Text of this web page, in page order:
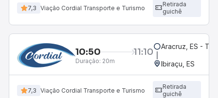
7,3 Viação Cordial Transporte e Turismo
Retirada
guichê
10:50 11:10
Duração: 20m
Aracruz, ES -
Ibiraçu, ES
7,3 Viação Cordial Transporte e Turismo
Retirada
guichê